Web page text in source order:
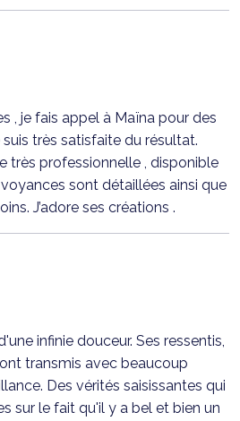
, je fais appel à Maïna pour des
très satisfaite du résultat.
très professionnelle , disponible
sont détaillées ainsi que
J’adore ses créations .
infinie douceur. Ses ressentis,
transmis avec beaucoup
Des vérités saisissantes qui
sur le fait qu'il y a bel et bien un